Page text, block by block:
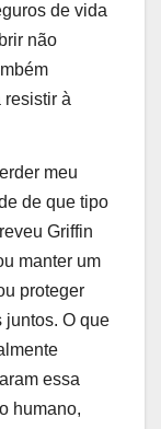
de vida
não
resistir à
meu
de que tipo
Griffin
manter um
proteger
juntos. O que
essa
humano,